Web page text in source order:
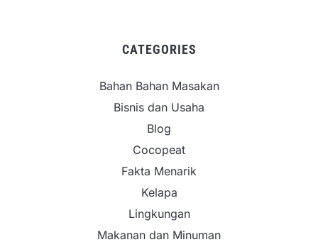
CATEGORIES
Bahan Bahan Masakan
Bisnis dan Usaha
Blog
Cocopeat
Fakta Menarik
Kelapa
Lingkungan
Makanan dan Minuman